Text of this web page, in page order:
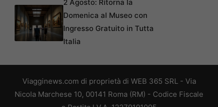
2 Agosto: Ritorna la
Domenica al Museo con
Ingresso Gratuito in Tutta
Italia
Viagginews.com di proprietà di WEB 365 SRL - Via
Nicola Marchese 10, 00141 Roma (RM) - Codice Fiscale